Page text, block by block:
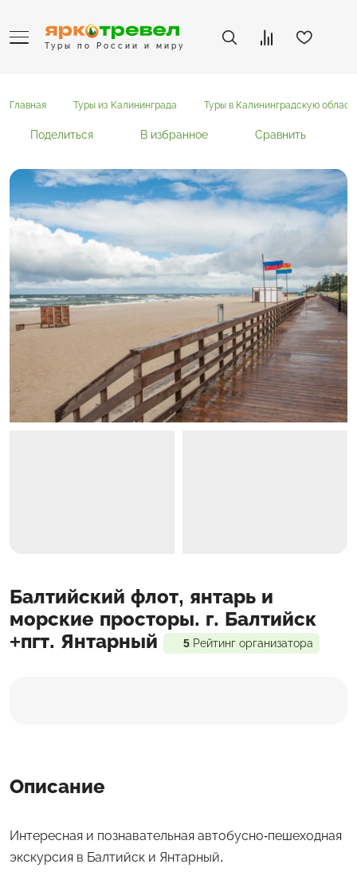
Туры по России и миру
Главная Туры из Калининграда Туры в Калининградскую
Поделиться В избранное Сравнить
Программа Входит в стоимость Доп. расходы
Балтийский флот, янтарь и
морские просторы. г. Балтийск
+пгт. Янтарный
5 Рейтинг организатора
Описание
Интересная и познавательная автобусно-пешеходная
экскурсия в Балтийск и Янтарный.